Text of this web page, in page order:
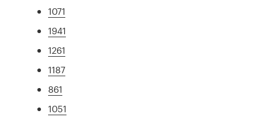
1071
1941
1261
1187
861
1051